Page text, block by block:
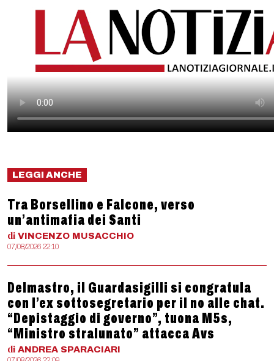
LEGGI ANCHE
Tra Borsellino e Falcone, verso
un’antimafia dei Santi
di VINCENZO MUSACCHIO
07/08/2026 22:10
Delmastro, il Guardasigilli si congratula
con l’ex sottosegretario per il no alle chat.
“Depistaggio di governo”, tuona M5s,
“Ministro stralunato” attacca Avs
di ANDREA SPARACIARI